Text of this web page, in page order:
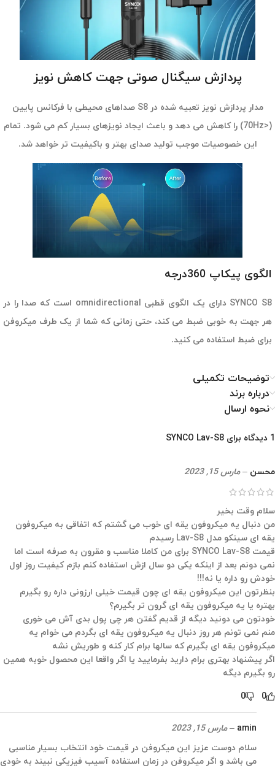
پردازش سیگنال صوتی جهت کاهش نویز
مدار پردازش نویز تعبیه شده در S8 صداهای محیطی با فرکانس پایین
(<70Hz) را کاهش می دهد و باعث ایجاد نویزهای بسیار کم می شود. تمام
این خصوصیات موجب تولید صدای بهتر و باکیفیت تر خواهد شد.
الگوی پیکاپ 360درجه
SYNCO S8 دارای یک الگوی قطبی omnidirectional است که صدا را در
هر جهت به خوبی ضبط می کند، حتی زمانی که شما از یک طرف میکروفن
برای ضبط استفاده می کنید.
توضیحات تکمیلی
درباره برند
نحوه ارسال
1 دیدگاه برای SYNCO Lav-S8
محسن – مارس 15, 2023
سلام وقت بخیر
من دنبال یه میکروفون یقه ای خوب می گشتم که اتفاقی به میکروفون
یقه‌ ای سینکو مدل Lav-S8 رسیدم
قیمت SYNCO Lav-S8 برای من کاملا مناسب و مقرون به صرفه است اما
نمی دونم بعد از اینکه یکی دو سال ازش استفاده کنم بازم کیفیت روز اول
خودش رو داره یا نه!!!
بنظرتون این میکروفون یقه ای چون قیمت خیلی ارزونی داره رو بگیرم
بهتره یا یه میکروفون یقه ای گرون تر بگیرم؟
خودتون می دونید دیگه از قدیم گفتن هر چی پول بدی آش می خوری
منم نمی تونم هر روز دنبال یه میکروفون یقه ای بگردم می خوام یه
میکروفون یقه ای بگیرم که سالها برام کار کنه و طوریش نشه
اگر پیشنهاد بهتری برام دارید بفرمایید یا اگر واقعا این محصول خوبه همین
رو بگیرم دیگه
0
0
amin
– مارس 15, 2023
سلام دوست عزیز این میکروفن در قیمت خود انتخاب بسیار مناسبی
می باشد و اگر میکروفن در زمان استفاده آسیب فیزیکی نبیند به خودی